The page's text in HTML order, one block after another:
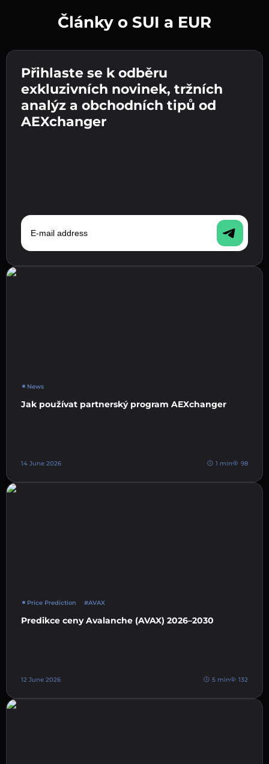
Zadejte adresu své kryptopeněženky 👉
pokračujte k dalšímu kroku.
Potvrďte svou totožnost 👉 pokračujte k
poslednímu kroku.
Odešlete vklad 👉 obdržíte kryptoměnu nebo
fiat měnu ve své peněžence.
Články o SUI a EUR
Přihlaste se k odběru
exkluzivních novinek, tržních
analýz a obchodních tipů od
AEXchanger
E-mail address
News
Jak používat partnerský program AEXchanger
14 June 2026 1 min 98
Price Prediction #AVAX
Predikce ceny Avalanche (AVAX) 2026–2030
12 June 2026 5 min 132